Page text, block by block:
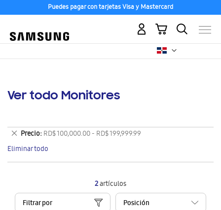
Puedes pagar con tarjetas Visa y Mastercard
Mi carrito
Ver todo Monitores
2artículos
Filtrar por
Precio RD$ 100,000.00 - RD$ 199,999.99
Eliminar
este
artículo
Eliminar todo